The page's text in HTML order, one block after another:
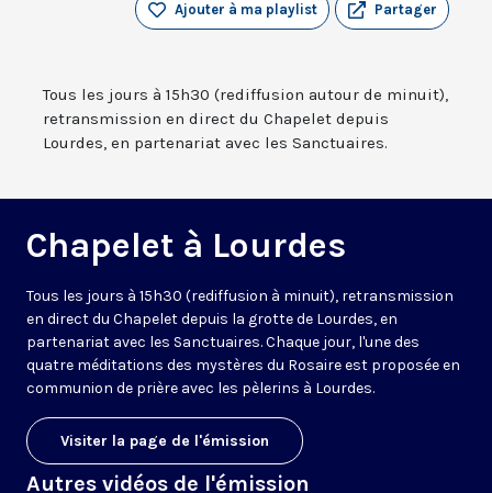
Partager
Ajouter à ma playlist
Tous les jours à 15h30 (rediffusion autour de minuit),
retransmission en direct du Chapelet depuis
Lourdes, en partenariat avec les Sanctuaires.
Chapelet à Lourdes
Tous les jours à 15h30 (rediffusion à minuit), retransmission
en direct du Chapelet depuis la grotte de Lourdes, en
partenariat avec les Sanctuaires. Chaque jour, l'une des
quatre méditations des mystères du Rosaire est proposée en
communion de prière avec les pèlerins à Lourdes.
Visiter la page de l'émission
Autres vidéos de l'émission